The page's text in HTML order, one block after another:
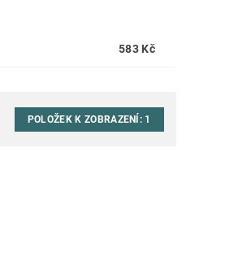
583 Kč
POLOŽEK K ZOBRAZENÍ: 1